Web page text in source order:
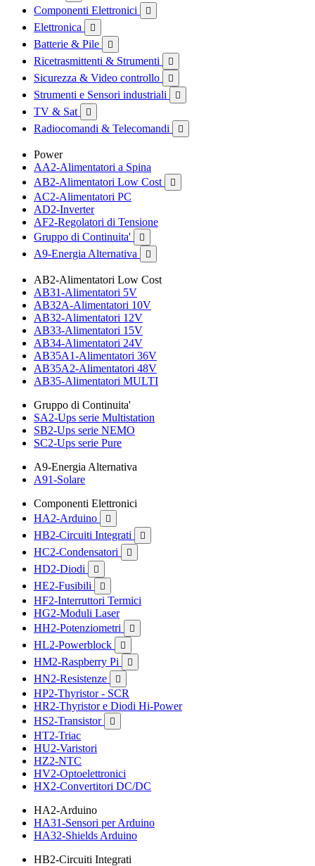
Componenti Elettronici 
Elettronica 
Batterie & Pile 
Ricetrasmittenti & Strumenti 
Sicurezza & Video controllo 
Strumenti e Sensori industriali 
TV & Sat 
Radiocomandi & Telecomandi 
Power
AA2-Alimentatori a Spina
AB2-Alimentatori Low Cost

AC2-Alimentatori PC
AD2-Inverter
AF2-Regolatori di Tensione
Gruppo di Continuita'

A9-Energia Alternativa 
AB2-Alimentatori Low Cost
AB31-Alimentatori 5V
AB32A-Alimentatori 10V
AB32-Alimentatori 12V
AB33-Alimentatori 15V
AB34-Alimentatori 24V
AB35A1-Alimentatori 36V
AB35A2-Alimentatori 48V
AB35-Alimentatori MULTI
Gruppo di Continuita'
SA2-Ups serie Multistation
SB2-Ups serie NEMO
SC2-Ups serie Pure
A9-Energia Alternativa
A91-Solare
Componenti Elettronici
HA2-Arduino

HB2-Circuiti Integrati 
HC2-Condensatori 
HD2-Diodi 
HE2-Fusibili 
HF2-Interruttori Termici
HG2-Moduli Laser
HH2-Potenziometri

HL2-Powerblock 
HM2-Raspberry Pi 
HN2-Resistenze 
HP2-Thyristor - SCR
HR2-Thyristor e Diodi Hi-Power
HS2-Transistor

HT2-Triac
HU2-Varistori
HZ2-NTC
HV2-Optoelettronici
HX2-Convertitori DC/DC
HA2-Arduino
HA31-Sensori per Arduino
HA32-Shields Arduino
HB2-Circuiti Integrati